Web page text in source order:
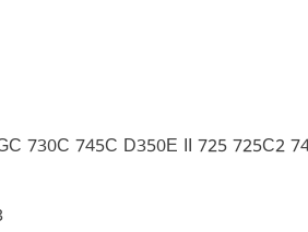
730C 745C D350E II 725 725C2